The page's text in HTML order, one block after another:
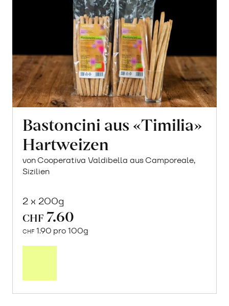
Bastoncini aus «Timilia»
Hartweizen
von Cooperativa Valdibella aus Camporeale,
Sizilien
2 x 200g
CHF 7.60
CHF 1.90 pro 100g